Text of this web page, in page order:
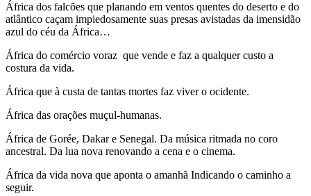
África dos falcões que planando em ventos quentes do deserto e do
atlântico caçam impiedosamente suas presas avistadas da imensidão
azul do céu da África…
África do comércio voraz que vende e faz a qualquer custo a
costura da vida.
África que à custa de tantas mortes faz viver o ocidente.
África das orações muçul-humanas.
África de Gorée, Dakar e Senegal. Da música ritmada no coro
ancestral. Da lua nova renovando a cena e o cinema.
África da vida nova que aponta o amanhã Indicando o caminho a
seguir.